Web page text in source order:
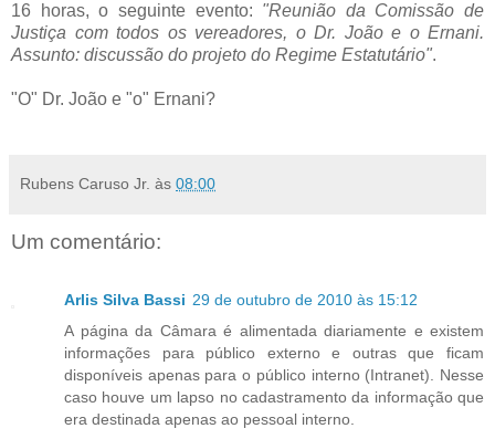
16 horas, o seguinte evento: "Reunião da Comissão de
Justiça com todos os vereadores, o Dr. João e o Ernani.
Assunto: discussão do projeto do Regime Estatutário".
"O" Dr. João e "o" Ernani?
Rubens Caruso Jr. às 08:00
Um comentário:
Arlis Silva Bassi 29 de outubro de 2010 às 15:12
A página da Câmara é alimentada diariamente e existem
informações para público externo e outras que ficam
disponíveis apenas para o público interno (Intranet). Nesse
caso houve um lapso no cadastramento da informação que
era destinada apenas ao pessoal interno.